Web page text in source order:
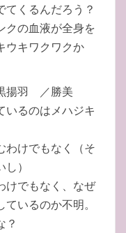
てくるんだろう？
クの血液が全身を
ウキワクワクか
揚羽 ／勝美
いるのはメハジキ
わけでもなく（そ
）
けでもなく、なぜ
いるのか不明。
？